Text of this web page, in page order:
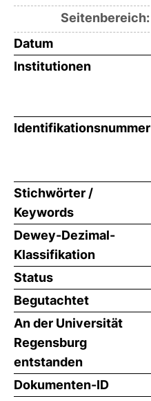
Seitenbereich:
Datum
Institutionen
Identifikationsnummer
Stichwörter /
Keywords
Dewey-Dezimal-
Klassifikation
Status
Begutachtet
An der Universität
Regensburg
entstanden
Dokumenten-ID